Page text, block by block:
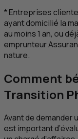
* Entreprises
ayant domicilié la
au moins 1 an, ou
emprunteur
nature.
Comment
Transition
Avant de demander
est important